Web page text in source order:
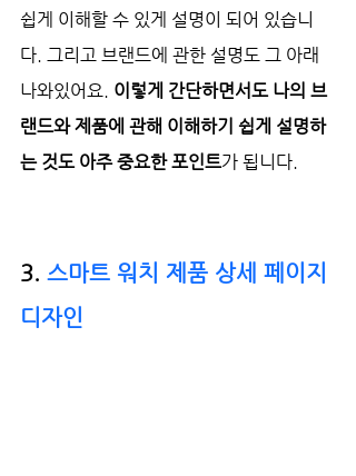
쉽게 이해할 수 있게 설명이 되어 있습니
다. 그리고 브랜드에 관한 설명도 그 아래
나와있어요. 이렇게 간단하면서도 나의 브
랜드와 제품에 관해 이해하기 쉽게 설명하
는 것도 아주 중요한 포인트가 됩니다.
3. 스마트 워치 제품 상세 페이지
디자인